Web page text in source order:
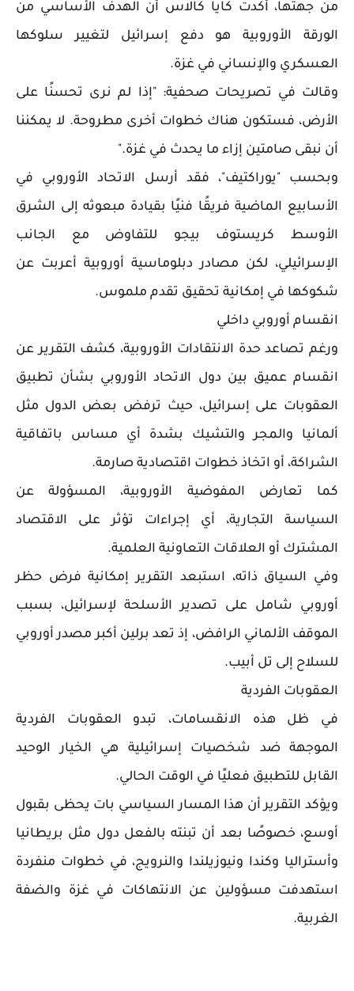
من جهتها، أكدت كايا كالاس أن الهدف الأساسي من
الورقة الأوروبية هو دفع إسرائيل لتغيير سلوكها
العسكري والإنساني في غزة.
وقالت في تصريحات صحفية: "إذا لم نرى تحسنًا على
الأرض، فستكون هناك خطوات أخرى مطروحة. لا يمكننا
أن نبقى صامتين إزاء ما يحدث في غزة."
وبحسب "يوراكتيف"، فقد أرسل الاتحاد الأوروبي في
الأسابيع الماضية فريقًا فنيًا بقيادة مبعوثه إلى الشرق
الأوسط كريستوف بيجو للتفاوض مع الجانب
الإسرائيلي، لكن مصادر دبلوماسية أوروبية أعربت عن
شكوكها في إمكانية تحقيق تقدم ملموس.
انقسام أوروبي داخلي
ورغم تصاعد حدة الانتقادات الأوروبية، كشف التقرير عن
انقسام عميق بين دول الاتحاد الأوروبي بشأن تطبيق
العقوبات على إسرائيل، حيث ترفض بعض الدول مثل
ألمانيا والمجر والتشيك بشدة أي مساس باتفاقية
الشراكة، أو اتخاذ خطوات اقتصادية صارمة.
كما تعارض المفوضية الأوروبية، المسؤولة عن
السياسة التجارية، أي إجراءات تؤثر على الاقتصاد
المشترك أو العلاقات التعاونية العلمية.
وفي السياق ذاته، استبعد التقرير إمكانية فرض حظر
أوروبي شامل على تصدير الأسلحة لإسرائيل، بسبب
الموقف الألماني الرافض، إذ تعد برلين أكبر مصدر أوروبي
للسلاح إلى تل أبيب.
العقوبات الفردية
في ظل هذه الانقسامات، تبدو العقوبات الفردية
الموجهة ضد شخصيات إسرائيلية هي الخيار الوحيد
القابل للتطبيق فعليًا في الوقت الحالي.
ويؤكد التقرير أن هذا المسار السياسي بات يحظى بقبول
أوسع، خصوصًا بعد أن تبنته بالفعل دول مثل بريطانيا
وأستراليا وكندا ونيوزيلندا والنرويج، في خطوات منفردة
استهدفت مسؤولين عن الانتهاكات في غزة والضفة
الغربية.